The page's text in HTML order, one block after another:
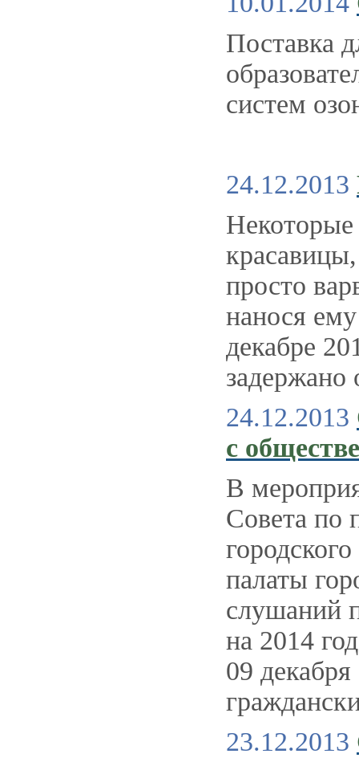
Поставка
систем
24.12.2013
просто
нанося
декабре
задержано
24.12.2013
с
В
Совета по
палаты
слушаний
на 2014
09
23.12.2013